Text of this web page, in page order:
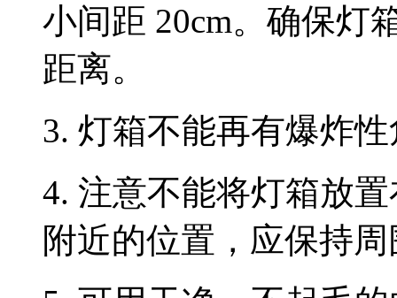
小间距 20cm。确保灯
距离。
3. 灯箱不能再有爆炸
4. 注意不能将灯箱放
附近的位置，应保持